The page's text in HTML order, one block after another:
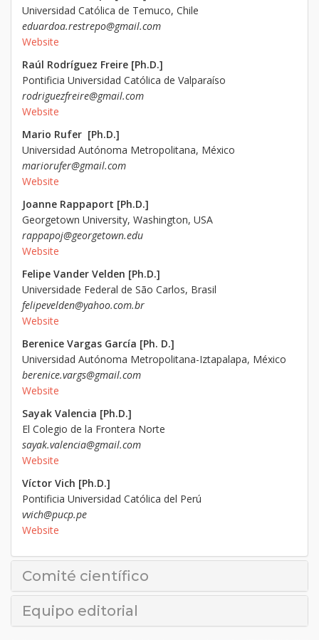
Universidad Católica de Temuco, Chile
eduardoa.restrepo@gmail.com
Website
Raúl Rodríguez Freire [Ph.D.]
Pontificia Universidad Católica de Valparaíso
rodriguezfreire@gmail.com
Website
Mario Rufer [Ph.D.]
Universidad Autónoma Metropolitana, México
mariorufer@gmail.com
Website
Joanne Rappaport [Ph.D.]
Georgetown University, Washington, USA
rappapoj@georgetown.edu
Website
Felipe Vander Velden [Ph.D.]
Universidade Federal de São Carlos, Brasil
felipevelden@yahoo.com.br
Website
Berenice Vargas García [Ph. D.]
Universidad Autónoma Metropolitana-Iztapalapa, México
berenice.vargs@gmail.com
Website
Sayak Valencia [Ph.D.]
El Colegio de la Frontera Norte
sayak.valencia@gmail.com
Website
Víctor Vich [Ph.D.]
Pontificia Universidad Católica del Perú
vvich@pucp.pe
Website
Comité científico
Equipo editorial